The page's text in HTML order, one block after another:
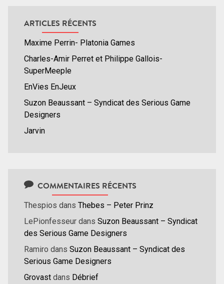
ARTICLES RÉCENTS
Maxime Perrin- Platonia Games
Charles-Amir Perret et Philippe Gallois-
SuperMeeple
EnVies EnJeux
Suzon Beaussant – Syndicat des Serious Game
Designers
Jarvin
COMMENTAIRES RÉCENTS
Thespios dans Thebes – Peter Prinz
LePionfesseur dans Suzon Beaussant – Syndicat
des Serious Game Designers
Ramiro dans Suzon Beaussant – Syndicat des
Serious Game Designers
Grovast dans Débrief